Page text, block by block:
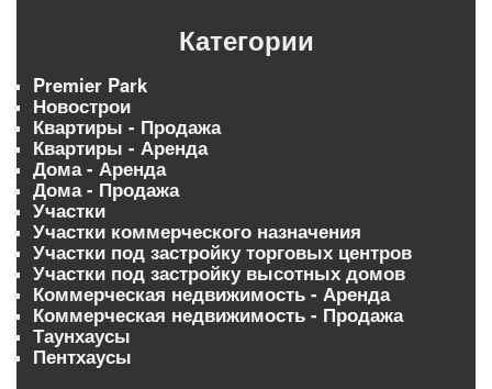
Категории
Premier Park
Новострои
Квартиры - Продажа
Квартиры - Аренда
Дома - Аренда
Дома - Продажа
Участки
Участки коммерческого назначения
Участки под застройку торговых центров
Участки под застройку высотных домов
Коммерческая недвижимость - Аренда
Коммерческая недвижимость - Продажа
Таунхаусы
Пентхаусы